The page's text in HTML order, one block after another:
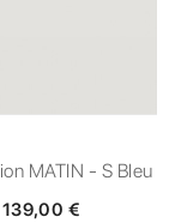
MATIN - S Bleu
139,00 €